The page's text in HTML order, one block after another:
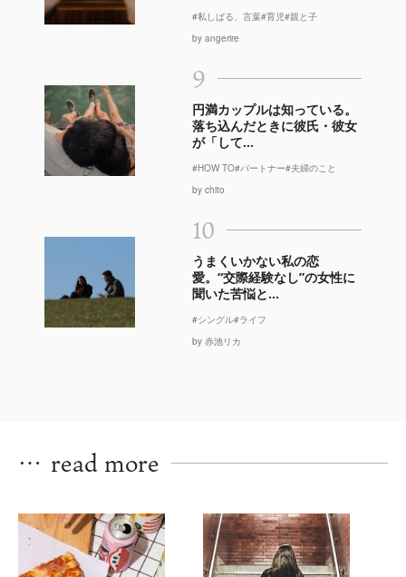
#私しばる、言葉#育児#親と子
by angerire
9
円満カップルは知っている。
落ち込んだときに彼氏・彼女
が「して...
#HOW TO#パートナー#夫婦のこと
by chito
10
うまくいかない私の恋
愛。“交際経験なし”の女性に
聞いた苦悩と...
#シングル#ライフ
by 赤池リカ
… read more